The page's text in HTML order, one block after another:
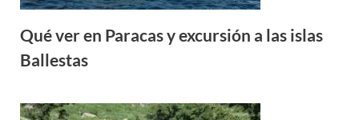
Qué ver en Paracas y excursión a las islas
Ballestas